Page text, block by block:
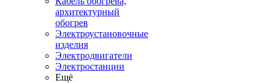
архитектурный
обогрев
Электроустановочные
изделия
Электродвигатели
Электростанции
Ещё